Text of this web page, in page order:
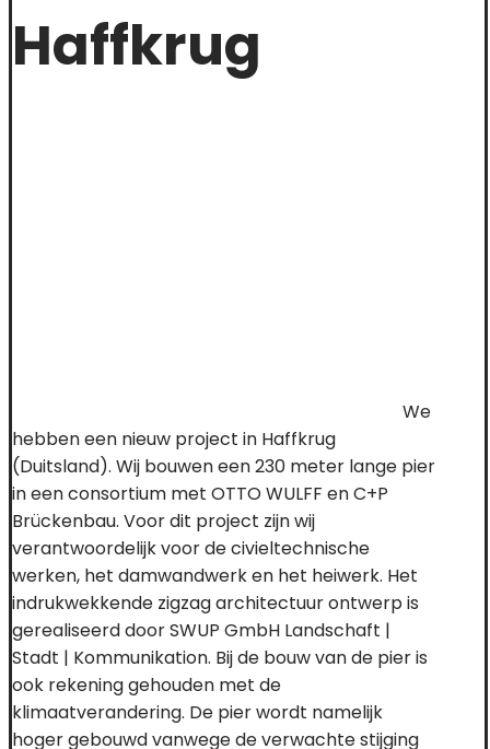
Haffkrug
We
hebben een nieuw project in Haffkrug
(Duitsland). Wij bouwen een 230 meter lange pier
in een consortium met OTTO WULFF en C+P
Brückenbau. Voor dit project zijn wij
verantwoordelijk voor de civieltechnische
werken, het damwandwerk en het heiwerk. Het
indrukwekkende zigzag architectuur ontwerp is
gerealiseerd door SWUP GmbH Landschaft |
Stadt | Kommunikation. Bij de bouw van de pier is
ook rekening gehouden met de
klimaatverandering. De pier wordt namelijk
hoger gebouwd vanwege de verwachte stijging